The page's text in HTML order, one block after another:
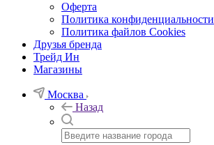
Оферта
Политика конфиденциальности
Политика файлов Cookies
Друзья бренда
Трейд Ин
Магазины
Москва
Назад